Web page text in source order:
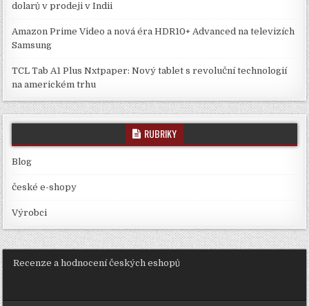
dolarů v prodeji v Indii
Amazon Prime Video a nová éra HDR10+ Advanced na televizích
Samsung
TCL Tab A1 Plus Nxtpaper: Nový tablet s revoluční technologií
na americkém trhu
RUBRIKY
Blog
české e-shopy
Výrobci
Recenze a hodnocení českých eshopů